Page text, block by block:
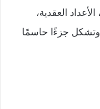
العقدية،
وتشكل جزءًا حاسمًا